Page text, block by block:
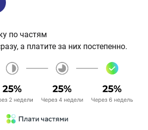
по частям
а платите за них постепенно.